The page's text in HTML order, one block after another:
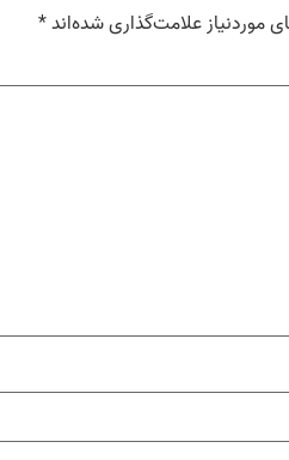
علامت‌گذاری شده‌اند*